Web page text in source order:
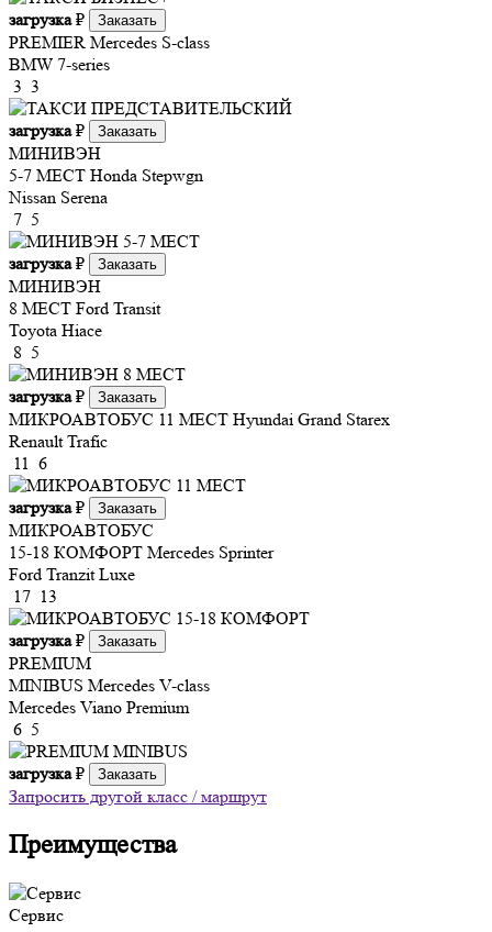
загрузка₽ Заказать
PREMIER Mercedes S-class
BMW 7-series
3 3
загрузка₽ Заказать
МИНИВЭН
5-7 МЕСТ Honda Stepwgn
Nissan Serena
7 5
загрузка₽ Заказать
МИНИВЭН
8 МЕСТ Ford Transit
Toyota Hiace
8 5
загрузка₽ Заказать
МИКРОАВТОБУС 11 МЕСТ Hyundai Grand Starex
Renault Trafic
11 6
загрузка₽ Заказать
МИКРОАВТОБУС
15-18 КОМФОРТ Mercedes Sprinter
Ford Tranzit Luxe
17 13
загрузка₽ Заказать
PREMIUM
MINIBUS Mercedes V-class
Mercedes Viano Premium
6 5
загрузка₽ Заказать
Запросить другой класс / маршрут
Преимущества
Сервис